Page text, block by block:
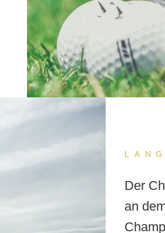
Der
an
SPA BUCHEN
TISCH RESERVIEREN